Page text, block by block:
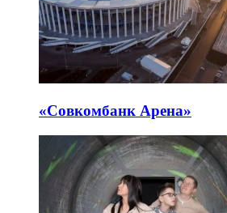
«Совкомбанк Арена⁠»